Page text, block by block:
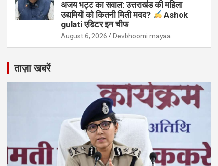
अजय भट्ट का सवाल: उत्तराखंड की महिला
उद्यमियों को कितनी मिली मदद?
Ashok
gulati एडिटर इन चीफ
August 6, 2026 Devbhoomi mayaa
ताज़ा खबरें